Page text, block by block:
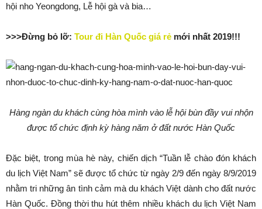
hội nho Yeongdong, Lễ hội gà và bia…
>>>Đừng bỏ lỡ: Tour đi Hàn Quốc giá rẻ mới nhất 2019!!!
Hàng ngàn du khách cùng hòa mình vào lễ hội bùn đầy vui nhộn
được tổ chức định kỳ hàng năm ở đất nước Hàn Quốc
Đặc biệt, trong mùa hè này, chiến dịch “Tuần lễ chào đón khách
du lịch Việt Nam” sẽ được tổ chức từ ngày 2/9 đến ngày 8/9/2019
nhằm tri những ân tình cảm mà du khách Việt dành cho đất nước
Hàn Quốc. Đồng thời thu hút thêm nhiều khách du lịch Việt Nam